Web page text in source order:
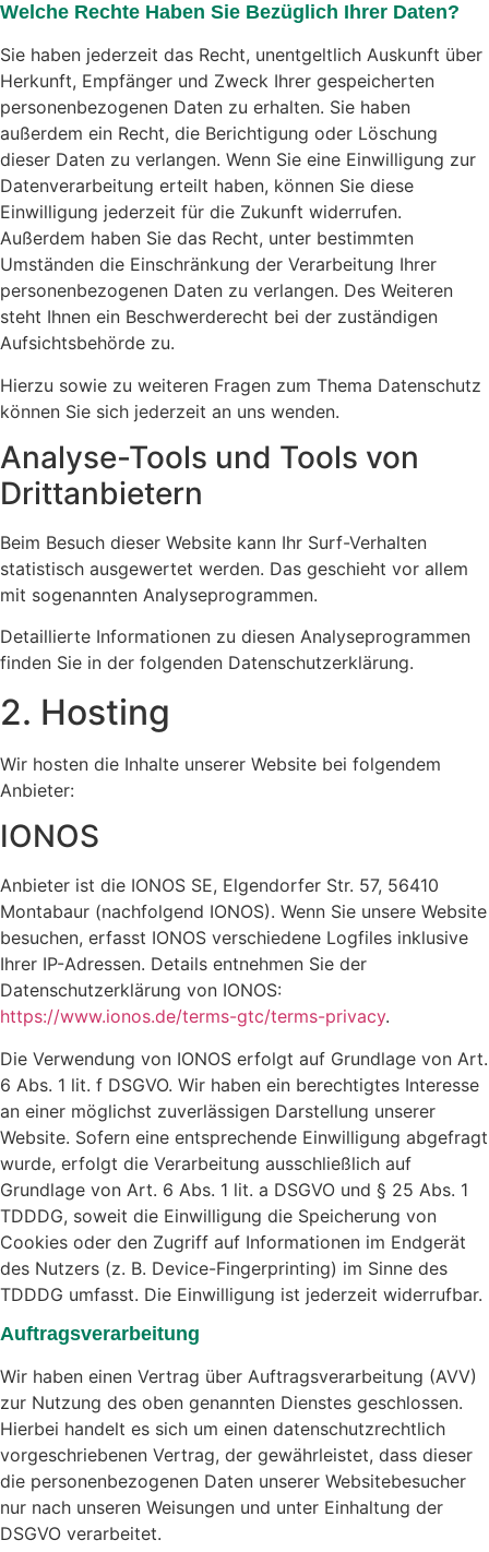
Welche Rechte Haben Sie Bezüglich Ihrer Daten?
Sie haben jederzeit das Recht, unentgeltlich Auskunft über
Herkunft, Empfänger und Zweck Ihrer gespeicherten
personenbezogenen Daten zu erhalten. Sie haben
außerdem ein Recht, die Berichtigung oder Löschung
dieser Daten zu verlangen. Wenn Sie eine Einwilligung zur
Datenverarbeitung erteilt haben, können Sie diese
Einwilligung jederzeit für die Zukunft widerrufen.
Außerdem haben Sie das Recht, unter bestimmten
Umständen die Einschränkung der Verarbeitung Ihrer
personenbezogenen Daten zu verlangen. Des Weiteren
steht Ihnen ein Beschwerderecht bei der zuständigen
Aufsichtsbehörde zu.
Hierzu sowie zu weiteren Fragen zum Thema Datenschutz
können Sie sich jederzeit an uns wenden.
Analyse-Tools und Tools von
Dritt­anbietern
Beim Besuch dieser Website kann Ihr Surf-Verhalten
statistisch ausgewertet werden. Das geschieht vor allem
mit sogenannten Analyseprogrammen.
Detaillierte Informationen zu diesen Analyseprogrammen
finden Sie in der folgenden Datenschutzerklärung.
2. Hosting
Wir hosten die Inhalte unserer Website bei folgendem
Anbieter:
IONOS
Anbieter ist die IONOS SE, Elgendorfer Str. 57, 56410
Montabaur (nachfolgend IONOS). Wenn Sie unsere Website
besuchen, erfasst IONOS verschiedene Logfiles inklusive
Ihrer IP-Adressen. Details entnehmen Sie der
Datenschutzerklärung von IONOS:
https://www.ionos.de/terms-gtc/terms-privacy.
Die Verwendung von IONOS erfolgt auf Grundlage von Art.
6 Abs. 1 lit. f DSGVO. Wir haben ein berechtigtes Interesse
an einer möglichst zuverlässigen Darstellung unserer
Website. Sofern eine entsprechende Einwilligung abgefragt
wurde, erfolgt die Verarbeitung ausschließlich auf
Grundlage von Art. 6 Abs. 1 lit. a DSGVO und § 25 Abs. 1
TDDDG, soweit die Einwilligung die Speicherung von
Cookies oder den Zugriff auf Informationen im Endgerät
des Nutzers (z. B. Device-Fingerprinting) im Sinne des
TDDDG umfasst. Die Einwilligung ist jederzeit widerrufbar.
Auftragsverarbeitung
Wir haben einen Vertrag über Auftragsverarbeitung (AVV)
zur Nutzung des oben genannten Dienstes geschlossen.
Hierbei handelt es sich um einen datenschutzrechtlich
vorgeschriebenen Vertrag, der gewährleistet, dass dieser
die personenbezogenen Daten unserer Websitebesucher
nur nach unseren Weisungen und unter Einhaltung der
DSGVO verarbeitet.